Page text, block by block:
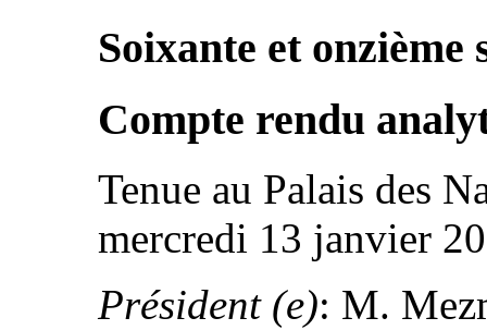
Soixante et onzième
Compte rendu
Tenue au Palais des
mercredi 13 janvier
Président (e): M.